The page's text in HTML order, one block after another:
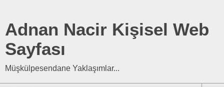
Adnan Nacir Kişisel Web
Sayfası
Müşkülpesendane Yaklaşımlar...